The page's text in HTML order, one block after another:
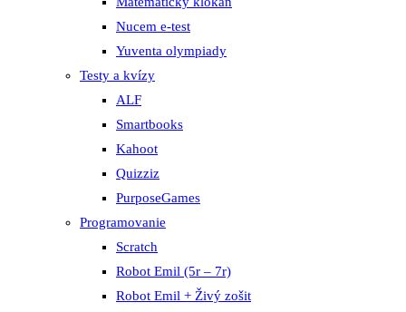
Nucem e-test
Yuventa olympiady
Testy a kvízy
ALF
Smartbooks
Kahoot
Quizziz
PurposeGames
Programovanie
Scratch
Robot Emil (5r – 7r)
Robot Emil + Živý zošit